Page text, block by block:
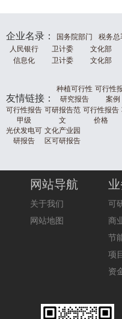
企业名录： 国务院部门 税务总
人民银行
卫计委 文化部
信息化
卫计委 文化部
友情链接：
种植可行性
研究报告
可行性
案例
可行性报告
甲级
可研报告范
文
可行性报告
价格
光伏发电可
研报告
文化产业园
区可研报告
网站导航
关于我们
网站地图
可
商
节
项
资